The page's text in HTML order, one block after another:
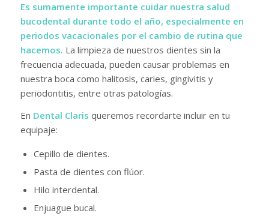
Es sumamente importante cuidar nuestra salud
bucodental durante todo el año, especialmente en
periodos vacacionales por el cambio de rutina que
hacemos. La limpieza de nuestros dientes sin la
frecuencia adecuada, pueden causar problemas en
nuestra boca como halitosis, caries, gingivitis y
periodontitis, entre otras patologías.
En Dental Claris queremos recordarte incluir en tu
equipaje:
Cepillo de dientes.
Pasta de dientes con flúor.
Hilo interdental.
Enjuague bucal.